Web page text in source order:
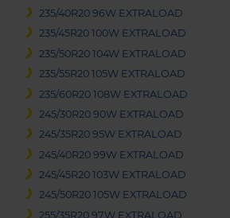
235/40R20 96W EXTRALOAD
235/45R20 100W EXTRALOAD
235/50R20 104W EXTRALOAD
235/55R20 105W EXTRALOAD
235/60R20 108W EXTRALOAD
245/30R20 90W EXTRALOAD
245/35R20 95W EXTRALOAD
245/40R20 99W EXTRALOAD
245/45R20 103W EXTRALOAD
245/50R20 105W EXTRALOAD
255/35R20 97W EXTRALOAD